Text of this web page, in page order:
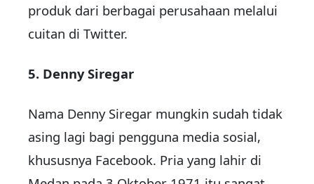
produk dari berbagai perusahaan melalui
cuitan di Twitter.
5. Denny Siregar
Nama Denny Siregar mungkin sudah tidak
asing lagi bagi pengguna media sosial,
khususnya Facebook. Pria yang lahir di